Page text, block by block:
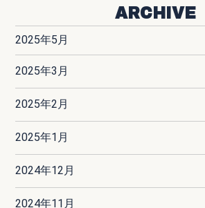
ARCHIVE
2025年5月
2025年3月
2025年2月
2025年1月
2024年12月
2024年11月